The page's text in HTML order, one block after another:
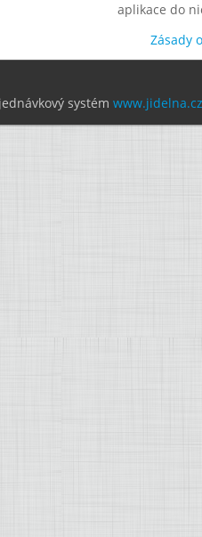
aplikace do
Zásady
systém www.jidelna.cz